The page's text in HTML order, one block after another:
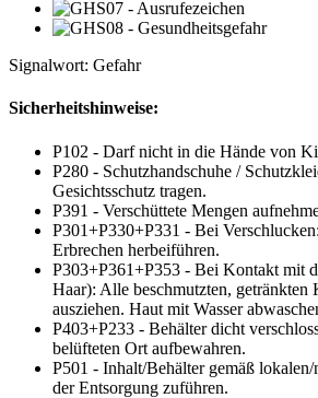
Signalwort: Gefahr
Sicherheitshinweise:
P102 - Darf nicht in die Hände von
P280 - Schutzhandschuhe /
Gesichtsschutz tragen.
P391 - Verschüttete Mengen
P301+P330+P331 - Bei
Erbrechen herbeiführen.
P303+P361+P353 - Bei Kontakt mit
Haar): Alle beschmutzten, getränkten
ausziehen. Haut mit Wasser
P403+P233 - Behälter dicht
belüfteten Ort aufbewahren.
P501 - Inhalt/Behälter gemäß
der Entsorgung zuführen.